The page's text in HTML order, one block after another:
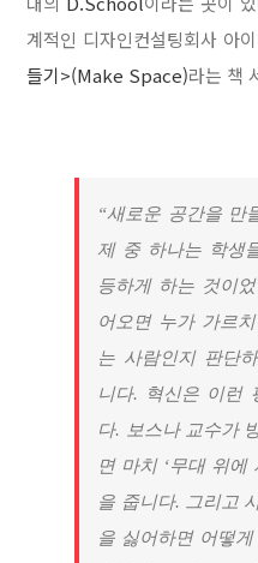
계적인 디자인컨설팅회사 아
들기>(Make Space)라는 책
“새로운 공간을 만
제 중 하나는 학생
등하게 하는 것이
어오면 누가 가르
는 사람인지 판단
니다. 혁신은 이런
다. 보스나 교수가
면 마치 ‘무대 위에
을 줍니다. 그리고
을 싫어하면 어떻